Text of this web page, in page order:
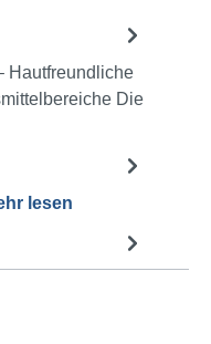
Hautfreundliche
Die
lesen